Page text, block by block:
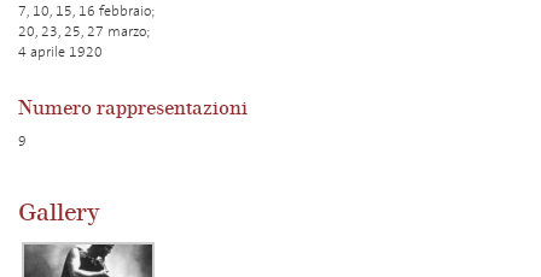
7, 10, 15, 16 febbraio;
20, 23, 25, 27 marzo;
4 aprile 1920
Numero rappresentazioni
9
Gallery